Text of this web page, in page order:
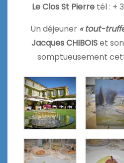
Le Clos St Pierretél : +
Un déjeuner « tout-
Jacques CHIBOISet
somptueusement